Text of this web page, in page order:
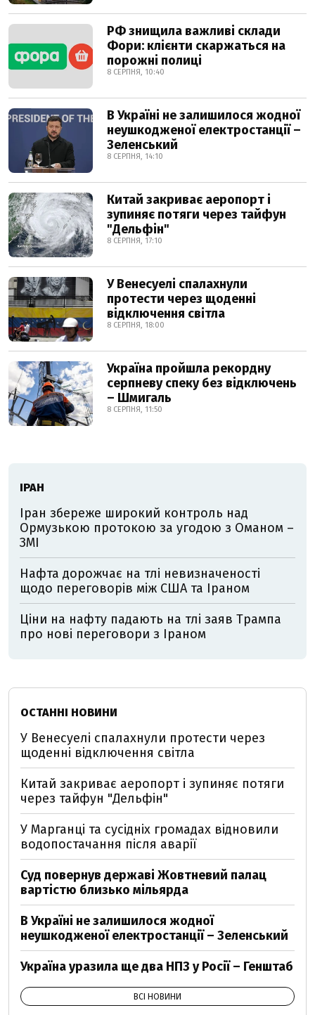
РФ знищила важливі склади
Фори: клієнти скаржаться на
порожні полиці
8 СЕРПНЯ, 10:40
В Україні не залишилося жодної
неушкодженої електростанції –
Зеленський
8 СЕРПНЯ, 14:10
Китай закриває аеропорт і
зупиняє потяги через тайфун
"Дельфін"
8 СЕРПНЯ, 17:10
У Венесуелі спалахнули
протести через щоденні
відключення світла
8 СЕРПНЯ, 18:00
Україна пройшла рекордну
серпневу спеку без відключень
– Шмигаль
8 СЕРПНЯ, 11:50
ІРАН
Іран збереже широкий контроль над
Ормузькою протокою за угодою з Оманом –
ЗМІ
Нафта дорожчає на тлі невизначеності
щодо переговорів між США та Іраном
Ціни на нафту падають на тлі заяв Трампа
про нові переговори з Іраном
ОСТАННІ НОВИНИ
У Венесуелі спалахнули протести через
щоденні відключення світла
Китай закриває аеропорт і зупиняє потяги
через тайфун "Дельфін"
У Марганці та сусідніх громадах відновили
водопостачання після аварії
Суд повернув державі Жовтневий палац
вартістю близько мільярда
В Україні не залишилося жодної
неушкодженої електростанції – Зеленський
Україна уразила ще два НПЗ у Росії – Генштаб
ВСІ НОВИНИ